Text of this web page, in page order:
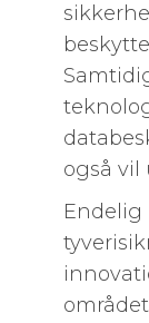
også vil
Endelig